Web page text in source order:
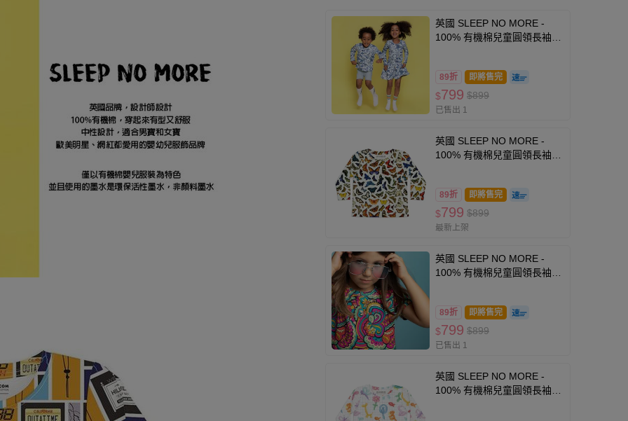
英國 SLEEP NO MORE -
100% 有機棉兒童圓領長袖上
89折 即將售完
$799 $899
已售出 1
英國 SLEEP NO MORE -
100% 有機棉兒童圓領長袖上
89折 即將售完
$799 $899
最新上架
英國 SLEEP NO MORE -
100% 有機棉兒童圓領長袖上
89折 即將售完
$799 $899
已售出 1
英國 SLEEP NO MORE -
100% 有機棉兒童圓領長袖上